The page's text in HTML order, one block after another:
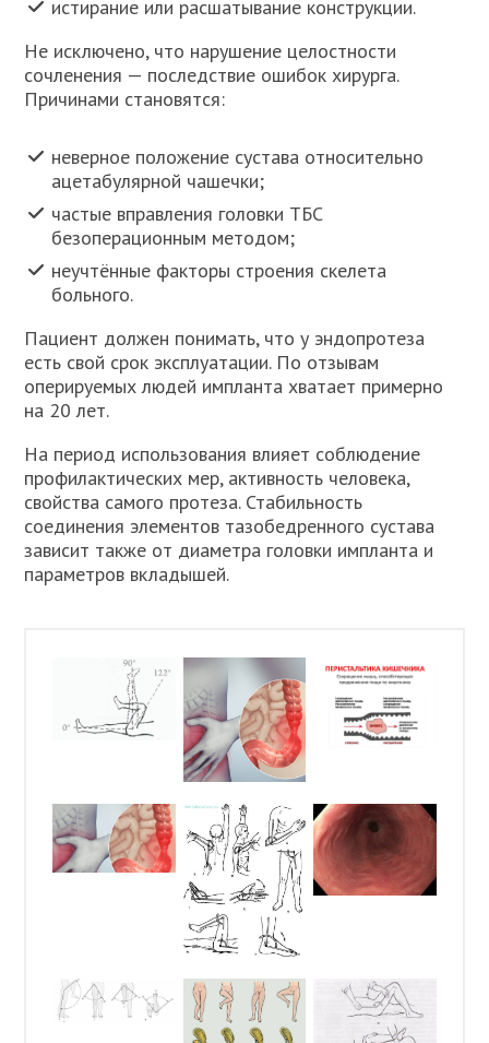
истирание или расшатывание конструкции.
Не исключено, что нарушение целостности
сочленения — последствие ошибок хирурга.
Причинами становятся:
неверное положение сустава относительно
ацетабулярной чашечки;
частые вправления головки ТБС
безоперационным методом;
неучтённые факторы строения скелета
больного.
Пациент должен понимать, что у эндопротеза
есть свой срок эксплуатации. По отзывам
оперируемых людей импланта хватает примерно
на 20 лет.
На период использования влияет соблюдение
профилактических мер, активность человека,
свойства самого протеза. Стабильность
соединения элементов тазобедренного сустава
зависит также от диаметра головки импланта и
параметров вкладышей.